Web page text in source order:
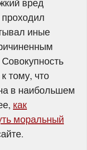
иные
тому, что
в наибольшем
как
моральный